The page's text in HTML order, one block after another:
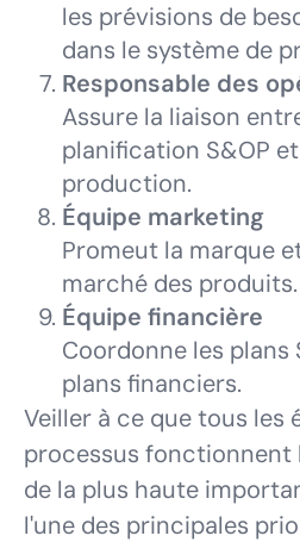
les prévisions de
dans le système de
Responsable des
Assure la liaison
planification S&OP
production.
Équipe marketing
Promeut la marque
marché des produits.
Équipe financière
Coordonne les plans
plans financiers.
Veiller à ce que tous les
processus fonctionnent
de la plus haute
l'une des principales